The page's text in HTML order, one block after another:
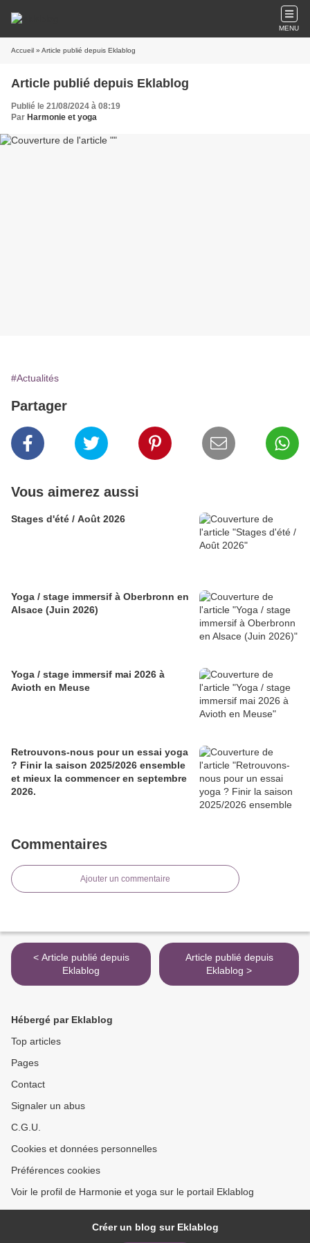
MENU
Accueil » Article publié depuis Eklablog
Article publié depuis Eklablog
Publié le 21/08/2024 à 08:19
Par Harmonie et yoga
#Actualités
Partager
Vous aimerez aussi
Stages d'été / Août 2026
Yoga / stage immersif à Oberbronn en
Alsace (Juin 2026)
Yoga / stage immersif mai 2026 à
Avioth en Meuse
Retrouvons-nous pour un essai yoga
? Finir la saison 2025/2026 ensemble
et mieux la commencer en septembre
2026.
Commentaires
Ajouter un commentaire
< Article publié depuis
Eklablog
Article publié depuis
Eklablog >
Hébergé par Eklablog
Top articles
Pages
Contact
Signaler un abus
C.G.U.
Cookies et données personnelles
Préférences cookies
Voir le profil de Harmonie et yoga sur le portail Eklablog
Créer un blog sur Eklablog